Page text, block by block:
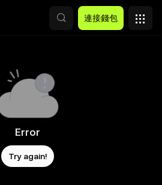
連接錢包
Error
Try again!